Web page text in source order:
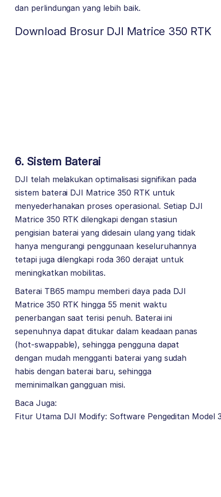
dan perlindungan yang lebih baik.
Download Brosur DJI Matrice 350 RTK
6. Sistem Baterai
DJI telah melakukan optimalisasi signifikan pada
sistem baterai DJI Matrice 350 RTK untuk
menyederhanakan proses operasional. Setiap DJI
Matrice 350 RTK dilengkapi dengan stasiun
pengisian baterai yang didesain ulang yang tidak
hanya mengurangi penggunaan keseluruhannya
tetapi juga dilengkapi roda 360 derajat untuk
meningkatkan mobilitas.
Baterai TB65 mampu memberi daya pada DJI
Matrice 350 RTK hingga 55 menit waktu
penerbangan saat terisi penuh. Baterai ini
sepenuhnya dapat ditukar dalam keadaan panas
(hot-swappable), sehingga pengguna dapat
dengan mudah mengganti baterai yang sudah
habis dengan baterai baru, sehingga
meminimalkan gangguan misi.
Baca Juga:
Fitur Utama DJI Modify: Software Pengeditan Model